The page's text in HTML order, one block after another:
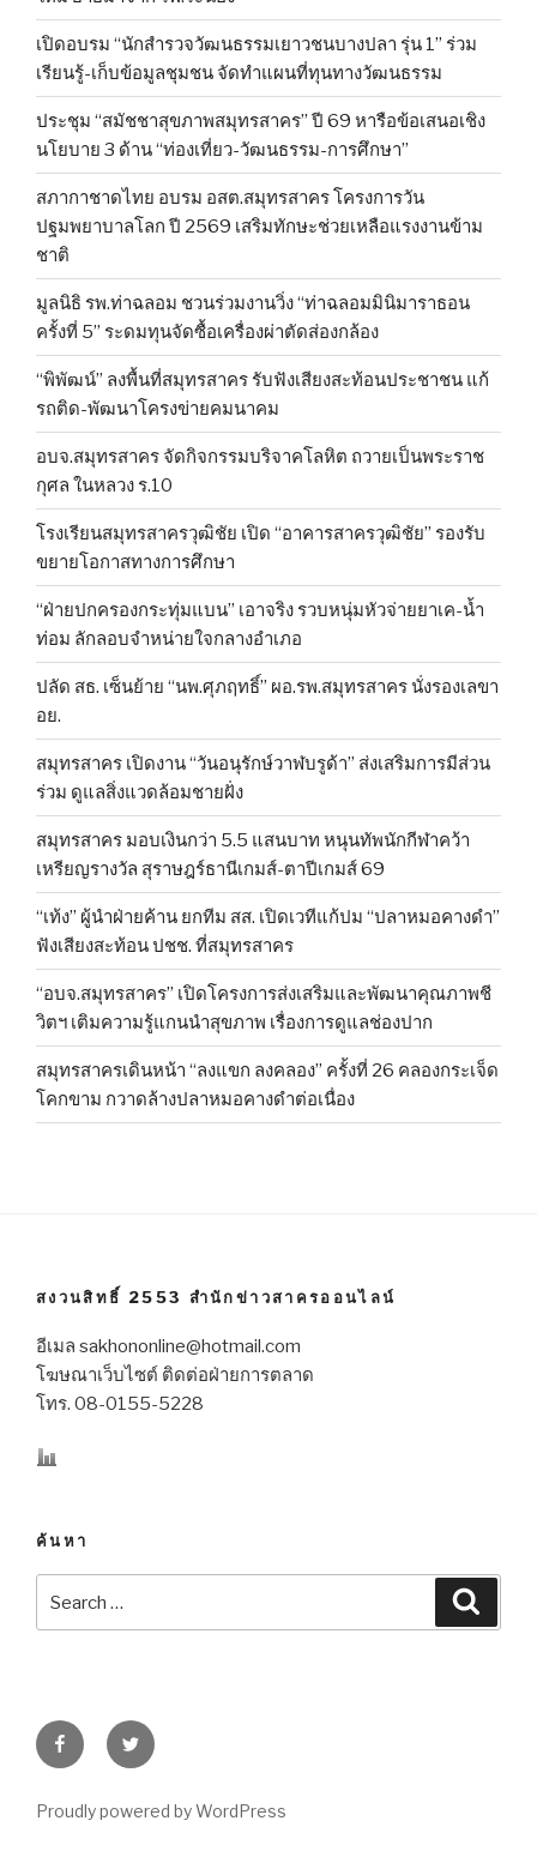
เปิดอบรม “นักสำรวจวัฒนธรรมเยาวชนบางปลา รุ่น 1” ร่วม
เรียนรู้-เก็บข้อมูลชุมชน จัดทำแผนที่ทุนทางวัฒนธรรม
ประชุม “สมัชชาสุขภาพสมุทรสาคร” ปี 69 หารือข้อเสนอเชิง
นโยบาย 3 ด้าน “ท่องเที่ยว-วัฒนธรรม-การศึกษา”
สภากาชาดไทย อบรม อสต.สมุทรสาคร โครงการวัน
ปฐมพยาบาลโลก ปี 2569 เสริมทักษะช่วยเหลือแรงงานข้าม
ชาติ
มูลนิธิ รพ.ท่าฉลอม ชวนร่วมงานวิ่ง “ท่าฉลอมมินิมาราธอน
ครั้งที่ 5” ระดมทุนจัดซื้อเครื่องผ่าตัดส่องกล้อง
“พิพัฒน์” ลงพื้นที่สมุทรสาคร รับฟังเสียงสะท้อนประชาชน แก้
รถติด-พัฒนาโครงข่ายคมนาคม
อบจ.สมุทรสาคร จัดกิจกรรมบริจาคโลหิต ถวายเป็นพระราช
กุศล ในหลวง ร.10
โรงเรียนสมุทรสาครวุฒิชัย เปิด “อาคารสาครวุฒิชัย” รองรับ
ขยายโอกาสทางการศึกษา
“ฝ่ายปกครองกระทุ่มแบน” เอาจริง รวบหนุ่มหัวจ่ายยาเค-น้ำ
ท่อม ลักลอบจำหน่ายใจกลางอำเภอ
ปลัด สธ. เซ็นย้าย “นพ.ศุภฤทธิ์” ผอ.รพ.สมุทรสาคร นั่งรองเลขา
อย.
สมุทรสาคร เปิดงาน “วันอนุรักษ์วาฬบรูด้า” ส่งเสริมการมีส่วน
ร่วม ดูแลสิ่งแวดล้อมชายฝั่ง
สมุทรสาคร มอบเงินกว่า 5.5 แสนบาท หนุนทัพนักกีฬาคว้า
เหรียญรางวัล สุราษฎร์ธานีเกมส์-ตาปีเกมส์ 69
“เท้ง” ผู้นำฝ่ายค้าน ยกทีม สส. เปิดเวทีแก้ปม “ปลาหมอคางดำ”
ฟังเสียงสะท้อน ปชช. ที่สมุทรสาคร
“อบจ.สมุทรสาคร” เปิดโครงการส่งเสริมและพัฒนาคุณภาพชี
วิตฯ เติมความรู้แกนนำสุขภาพ เรื่องการดูแลช่องปาก
สมุทรสาครเดินหน้า “ลงแขก ลงคลอง” ครั้งที่ 26 คลองกระเจ็ด
โคกขาม กวาดล้างปลาหมอคางดำต่อเนื่อง
สงวนสิทธิ์ 2553 สำนักข่าวสาครออนไลน์
อีเมล sakhononline@hotmail.com
โฆษณาเว็บไซต์ ติดต่อฝ่ายการตลาด
โทร. 08-0155-5228
ค้นหา
FacebookTwitter
Proudly powered by WordPress